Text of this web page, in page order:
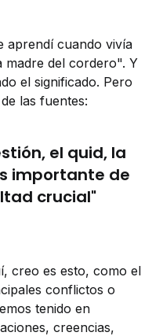
aprendí cuando vivía
madre del cordero". Y
el significado. Pero
las fuentes:
el quid, la
importante de
crucial"
creo es esto, como el
conflictos o
tenido en
creencias,